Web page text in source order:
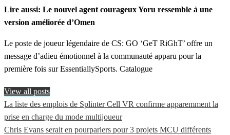
Lire aussi: Le nouvel agent courageux Yoru ressemble à une
version améliorée d’Omen
Le poste de joueur légendaire de CS: GO ‘GeT RiGhT’ offre un
message d’adieu émotionnel à la communauté apparu pour la
première fois sur EssentiallySports. Catalogue
View all posts
Navigation
de
Previous
Post
La liste des emplois de Splinter Cell VR confirme apparemment la
prise en charge du mode multijoueur
Next
Chris Evans serait en pourparlers pour 3 projets MCU différents